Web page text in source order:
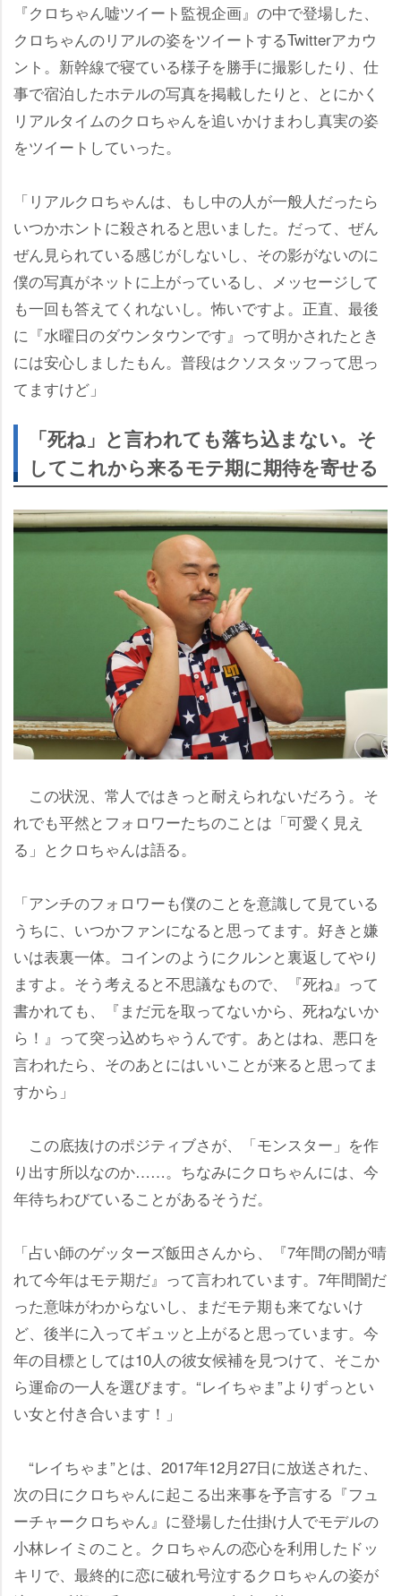
『クロちゃん嘘ツイート監視企画』の中で登場した、
クロちゃんのリアルの姿をツイートするTwitterアカウ
ント。新幹線で寝ている様子を勝手に撮影したり、仕
事で宿泊したホテルの写真を掲載したりと、とにかく
リアルタイムのクロちゃんを追いかけまわし真実の姿
をツイートしていった。
「リアルクロちゃんは、もし中の人が一般人だったら
いつかホントに殺されると思いました。だって、ぜん
ぜん見られている感じがしないし、その影がないのに
僕の写真がネットに上がっているし、メッセージして
も一回も答えてくれないし。怖いですよ。正直、最後
に『水曜日のダウンタウンです』って明かされたとき
には安心しましたもん。普段はクソスタッフって思っ
てますけど」
「死ね」と言われても落ち込まない。そ
してこれから来るモテ期に期待を寄せる
この状況、常人ではきっと耐えられないだろう。そ
れでも平然とフォロワーたちのことは「可愛く見え
る」とクロちゃんは語る。
「アンチのフォロワーも僕のことを意識して見ている
うちに、いつかファンになると思ってます。好きと嫌
いは表裏一体。コインのようにクルンと裏返してやり
ますよ。そう考えると不思議なもので、『死ね』って
書かれても、『まだ元を取ってないから、死ねないか
ら！』って突っ込めちゃうんです。あとはね、悪口を
言われたら、そのあとにはいいことが来ると思ってま
すから」
この底抜けのポジティブさが、「モンスター」を作
り出す所以なのか……。ちなみにクロちゃんには、今
年待ちわびていることがあるそうだ。
「占い師のゲッターズ飯田さんから、『7年間の闇が晴
れて今年はモテ期だ』って言われています。7年間闇だ
った意味がわからないし、まだモテ期も来てないけ
ど、後半に入ってギュッと上がると思っています。今
年の目標としては10人の彼女候補を見つけて、そこか
ら運命の一人を選びます。“レイちゃま”よりずっとい
い女と付き合います！」
“レイちゃま”とは、2017年12月27日に放送された、
次の日にクロちゃんに起こる出来事を予言する『フュ
ーチャークロちゃん』に登場した仕掛け人でモデルの
小林レイミのこと。クロちゃんの恋心を利用したドッ
キリで、最終的に恋に破れ号泣するクロちゃんの姿が